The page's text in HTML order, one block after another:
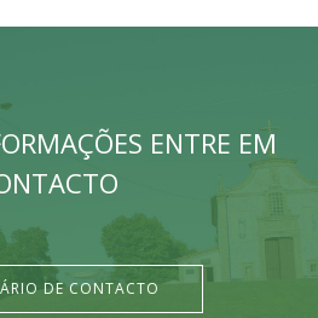
ENTRE EM
DE CONTACTO